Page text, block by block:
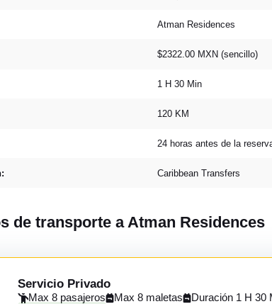
Atman Residences
$2322.00 MXN (sencillo)
1 H 30 Min
120 KM
24 horas antes de la
Caribbean Transfers
de transporte a Atman Residences
Servicio Privado
Max 8 pasajeros Max 8 maletas Duración 1 H 30